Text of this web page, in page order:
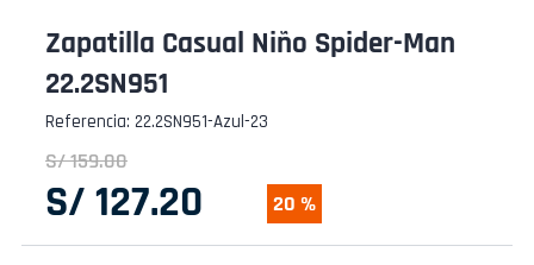
Zapatilla Casual Niño Spider-Man
22.2SN951
Referencia: 22.2SN951-Azul-23
S/159.00
S/ 127.20 20 %